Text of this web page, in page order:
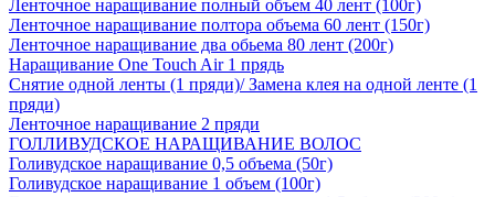
Ленточное наращивание полный объем 40 лент (100г)
Ленточное наращивание полтора объема 60 лент (150г)
Ленточное наращивание два обьема 80 лент (200г)
Наращивание One Touch Air 1 прядь
Снятие одной ленты (1 пряди)/ Замена клея на одной ленте (1
пряди)
Ленточное наращивание 2 пряди
ГОЛЛИВУДСКОЕ НАРАЩИВАНИЕ ВОЛОС
Голивудское наращивание 0,5 объема (50г)
Голивудское наращивание 1 объем (100г)